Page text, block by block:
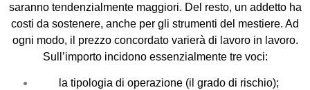
saranno tendenzialmente maggiori. Del resto, un addetto ha
costi da sostenere, anche per gli strumenti del mestiere. Ad
ogni modo, il prezzo concordato varierà di lavoro in lavoro.
Sull’importo incidono essenzialmente tre voci:
la tipologia di operazione (il grado di rischio);